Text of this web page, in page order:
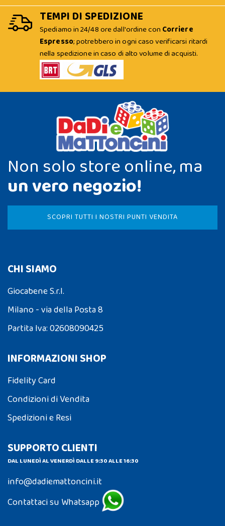
TEMPI DI SPEDIZIONE
Spediamo in 24/48 ore dall'ordine con Corriere
Espresso; potrebbero in ogni caso verificarsi ritardi
nella spedizione in caso di alto volume di acquisti.
Non solo store online, ma
un vero negozio!
SCOPRI TUTTI I NOSTRI PUNTI VENDITA
CHI SIAMO
Giocabene S.r.l.
Milano - via della Posta 8
Partita Iva: 02608090425
INFORMAZIONI SHOP
Fidelity Card
Condizioni di Vendita
Spedizioni e Resi
SUPPORTO CLIENTI
DAL LUNEDÌ AL VENERDÌ DALLE 9:30 ALLE 16:30
info@dadiemattoncini.it
Contattaci su Whatsapp